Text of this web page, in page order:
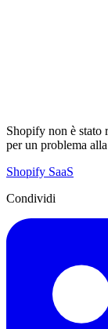
Shopify non è stato
per un problema
Shopify SaaS
Condividi